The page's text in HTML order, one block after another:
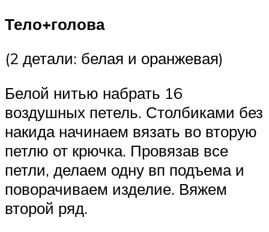
Тело+голова
(2 детали: белая и оранжевая)
Белой нитью набрать 16
воздушных петель. Столбиками без
накида начинаем вязать во вторую
петлю от крючка. Провязав все
петли, делаем одну вп подъема и
поворачиваем изделие. Вяжем
второй ряд.